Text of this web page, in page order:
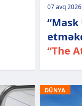
07 avq
“The
DÜNYA